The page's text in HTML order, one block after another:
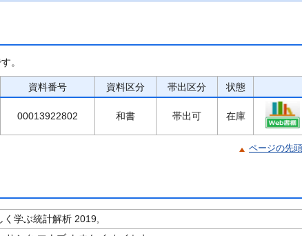
。
資料番号 資料区分 帯出区分 状態
00013922802 和書 帯出可 在庫
ページの先
く学ぶ統計解析 2019,